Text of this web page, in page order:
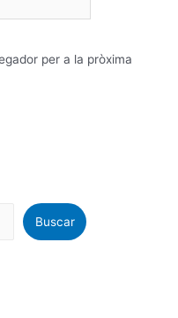
per a la pròxima
Buscar